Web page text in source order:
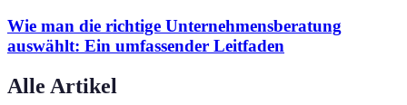
Wie man die richtige Unternehmensberatung
auswählt: Ein umfassender Leitfaden
Alle Artikel